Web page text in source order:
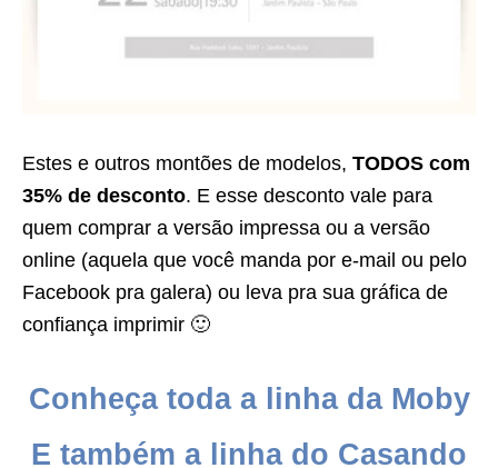
Estes e outros montões de modelos, TODOS com
35% de desconto. E esse desconto vale para
quem comprar a versão impressa ou a versão
online (aquela que você manda por e-mail ou pelo
Facebook pra galera) ou leva pra sua gráfica de
confiança imprimir 🙂
Conheça toda a linha da Moby
E também a linha do Casando